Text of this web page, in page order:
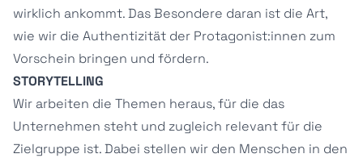
wirklich ankommt. Das Besondere daran ist die Art,
wie wir die Authentizität der Protagonist:innen zum
Vorschein bringen und fördern.
STORYTELLING
Wir arbeiten die Themen heraus, für die das
Unternehmen steht und zugleich relevant für die
Zielgruppe ist. Dabei stellen wir den Menschen in den